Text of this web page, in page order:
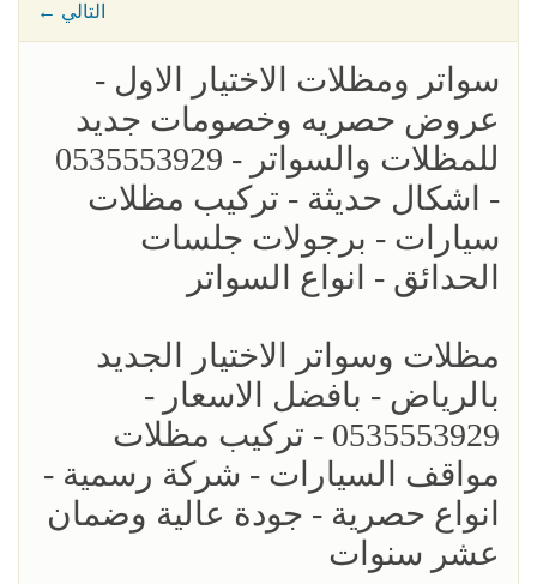
← التالي
سواتر ومظلات الاختيار الاول -
عروض حصريه وخصومات جديد
للمظلات والسواتر - 0535553929
- اشكال حديثة - تركيب مظلات
سيارات - برجولات جلسات
الحدائق - انواع السواتر
مظلات وسواتر الاختيار الجديد
بالرياض - بافضل الاسعار -
0535553929 - تركيب مظلات
مواقف السيارات - شركة رسمية -
انواع حصرية - جودة عالية وضمان
عشر سنوات